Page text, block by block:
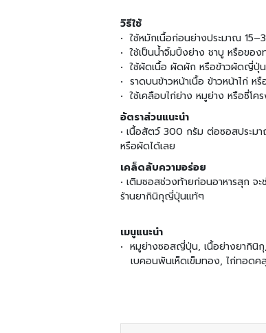
วิธีใช้
• ใช้หมักเนื้อก่อนย่างประมาณ
• ใช้เป็นน้ำจิ้มปิ้งย่าง ชาบู หรือขอ
• ใช้ผัดเนื้อ ผัดผัก หรือข้าวผัดญี่ปุ่น
• ราดบนข้าวหน้าเนื้อ ข้าวหน้าไก่ ห
• ใช้เคลือบไก่ย่าง หมูย่าง หรือซี่โค
อัตราส่วนแนะนำ
• เนื้อสัตว์ 300 กรัม ต่อซอสประม
หรือผัดได้เลย
เคล็ดลับความอร่อย
• เติมซอสช่วงท้ายก่อนอาหารสุก จ
ร้านยากินิกุญี่ปุ่นแท้ๆ
เมนูแนะนำ
• หมูย่างซอสญี่ปุ่น, เนื้อย่างยากินิ
เบคอนพันเห็ดเข็มทอง, ไก่ทอด